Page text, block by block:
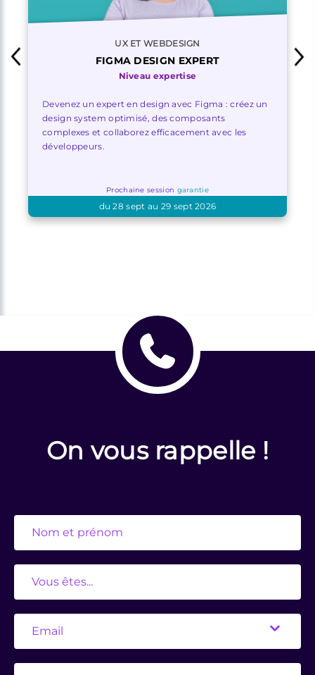
UX ET WEBDESIGN
FIGMA DESIGN EXPERT
Niveau expertise
Devenez un expert en design avec Figma : créez un
design system optimisé, des composants
complexes et collaborez efficacement avec les
développeurs.
Prochaine session garantie
du 28 sept au 29 sept 2026
On vous rappelle !